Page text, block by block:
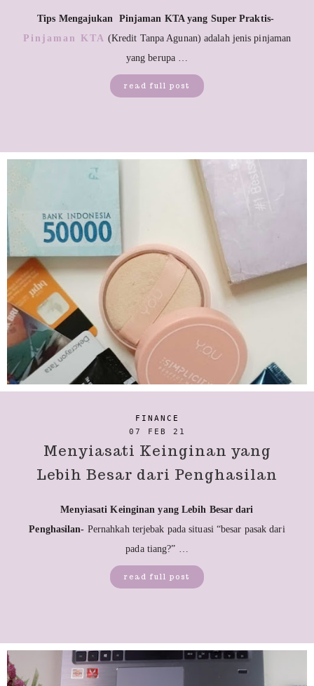
Tips Mengajukan Pinjaman KTA yang Super Praktis-
Pinjaman KTA (Kredit Tanpa Agunan) adalah jenis pinjaman
yang berupa …
read full post
FINANCE
07 FEB 21
Menyiasati Keinginan yang
Lebih Besar dari Penghasilan
Menyiasati Keinginan yang Lebih Besar dari
Penghasilan- Pernahkah terjebak pada situasi “besar pasak dari
pada tiang?” …
read full post